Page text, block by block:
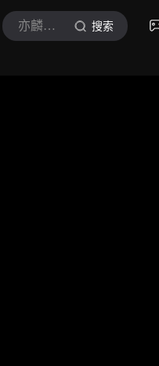
亦麟玩篮球 搜索